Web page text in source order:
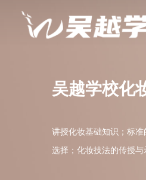
吴越学校化
讲授化妆基础知识；标
选择；化妆技法的传授